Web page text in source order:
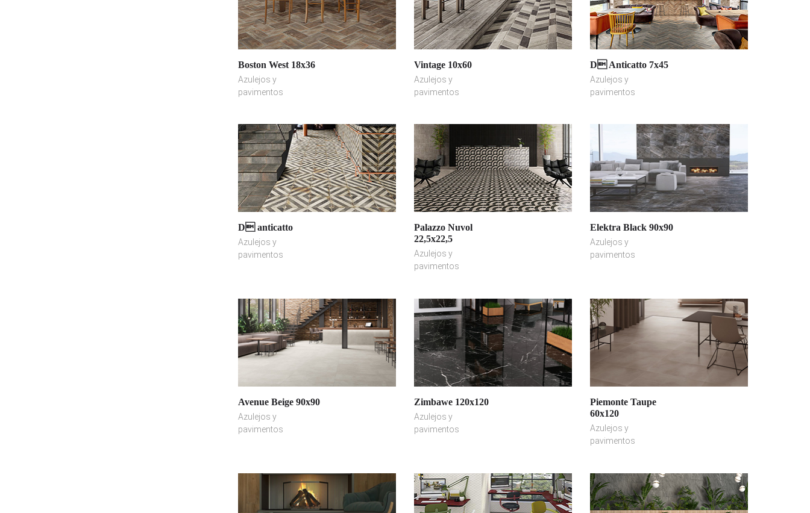
Boston West 18x36
Azulejos y
pavimentos
Vintage 10x60
Azulejos y
pavimentos
D Anticatto 7x45
Azulejos y
pavimentos
D anticatto
Azulejos y
pavimentos
Palazzo Nuvol
22,5x22,5
Azulejos y
pavimentos
Elektra Black 90x90
Azulejos y
pavimentos
Avenue Beige 90x90
Azulejos y
pavimentos
Zimbawe 120x120
Azulejos y
pavimentos
Piemonte Taupe
60x120
Azulejos y
pavimentos